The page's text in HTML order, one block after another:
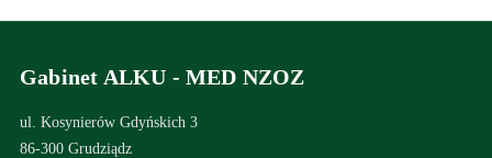
Gabinet ALKU - MED NZOZ
ul. Kosynierów Gdyńskich 3
86-300 Grudziądz